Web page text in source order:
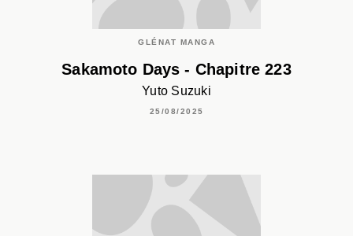
GLÉNAT MANGA
Sakamoto Days - Chapitre 223
Yuto Suzuki
25/08/2025